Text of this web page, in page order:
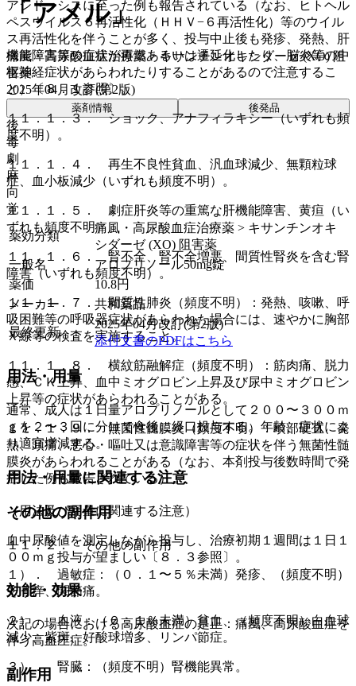
アシドーシスに至った例も報告されている（なお、ヒトヘル
ペスウイルス６再活性化（ＨＨＶ−６再活性化）等のウイル
ス再活性化を伴うことが多く、投与中止後も発疹、発熱、肝
機能障害等の症状が再燃あるいは遷延化したり、脳炎等の中
枢神経症状があらわれたりすることがあるので注意するこ
と）〔８．１参照〕。
１１．１．３． ショック、アナフィラキシー（いずれも頻
度不明）。
１１．１．４． 再生不良性貧血、汎血球減少、無顆粒球
症、血小板減少（いずれも頻度不明）。
１１．１．５． 劇症肝炎等の重篤な肝機能障害、黄疸（い
ずれも頻度不明）。
１１．１．６． 腎不全、腎不全増悪、間質性腎炎を含む腎
障害（いずれも頻度不明）。
１１．１．７． 間質性肺炎（頻度不明）：発熱、咳嗽、呼
吸困難等の呼吸器症状があらわれた場合には、速やかに胸部
Ｘ線等の検査を実施すること。
１１．１．８． 横紋筋融解症（頻度不明）：筋肉痛、脱力
感、ＣＫ上昇、血中ミオグロビン上昇及び尿中ミオグロビン
上昇等の症状があらわれることがある。
１１．１．９． 無菌性髄膜炎（頻度不明）：項部硬直、発
熱、頭痛、悪心・嘔吐又は意識障害等の症状を伴う無菌性髄
膜炎があらわれることがある（なお、本剤投与後数時間で発
症した例も報告されている）。
その他の副作用
１１．２． その他の副作用
１）． 過敏症：（０．１〜５％未満）発疹、（頻度不明）
そう痒、関節痛。
２）． 血液：（０．１％未満）貧血、（頻度不明）白血球
減少、紫斑、好酸球増多、リンパ節症。
３）． 腎臓：（頻度不明）腎機能異常。
「アメル」
痛風・高尿酸血症治療薬 > キサンチンオキシダーゼ (XO) 阻
害薬
2025年04月改訂(第2版)
薬剤情報 後発品
後
毒
劇
麻
向
覚
薬効分類
痛風・高尿酸血症治療薬 > キサンチンオキ
シダーゼ (XO) 阻害薬
一般名
アロプリノール50mg錠
薬価
10.8円
メーカー
共和薬品
最終更新
2025年04月改訂(第2版)
添付文書のPDFはこちら
用法・用量
通常、成人は１日量アロプリノールとして２００〜３００ｍ
ｇを２〜３回に分けて食後に経口投与する。年齢、症状によ
り適宜増減する。
用法・用量に関連する注意
（用法及び用量に関連する注意）
血中尿酸値を測定しながら投与し、治療初期１週間は１日１
００ｍｇ投与が望ましい〔８．３参照〕。
効能・効果
次記の場合における高尿酸血症の是正：痛風、高尿酸血症を
伴う高血圧症。
副作用